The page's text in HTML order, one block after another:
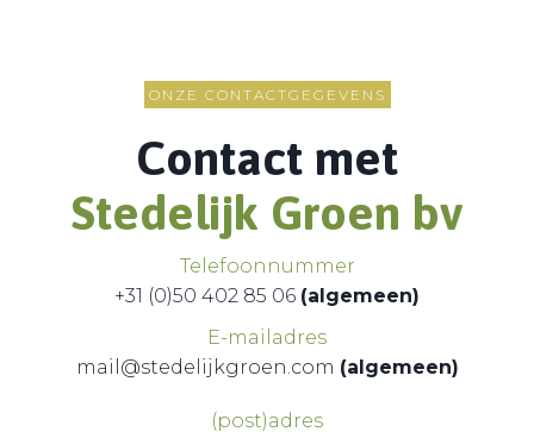
ONZE CONTACTGEGEVENS
Contact met
Stedelijk Groen bv
Telefoonnummer
+31 (0)50 402 85 06 (algemeen)
E-mailadres
mail@stedelijkgroen.com (algemeen)
(post)adres